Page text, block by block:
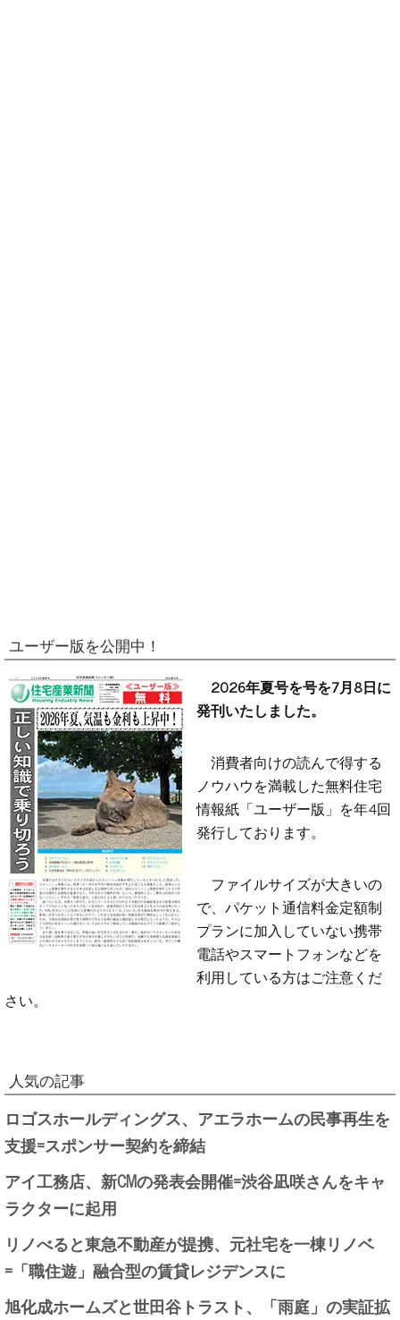
ユーザー版を公開中！
2026年夏号を号を7月8日に
発刊いたしました。
消費者向けの読んで得する
ノウハウを満載した無料住宅
情報紙「ユーザー版」を年4回
発行しております。
ファイルサイズが大きいの
で、パケット通信料金定額制
プランに加入していない携帯
電話やスマートフォンなどを
利用している方はご注意くだ
さい。
人気の記事
ロゴスホールディングス、アエラホームの民事再生を
支援=スポンサー契約を締結
アイ工務店、新CMの発表会開催=渋谷凪咲さんをキャ
ラクターに起用
リノべると東急不動産が提携、元社宅を一棟リノベ
=「職住遊」融合型の賃貸レジデンスに
旭化成ホームズと世田谷トラスト、「雨庭」の実証拡